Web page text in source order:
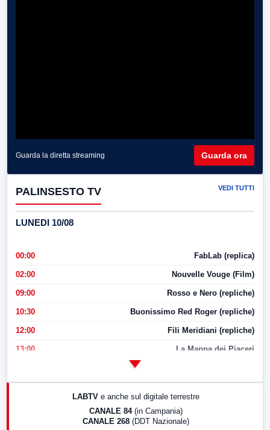
Guarda la diretta streaming Guarda ora
PALINSESTO TV VEDI TUTTI
LUNEDI 10/08
00:00 FabLab (replica)
02:00 Nouvelle Vouge (Film)
09:00 Rosso e Nero (repliche)
10:30 Buonissimo Red Roger (repliche)
12:00 Fili Meridiani (repliche)
13:00 La Mappa dei Piaceri
17:00 LabNews (replica)
LABTV e anche sul digitale terrestre
CANALE 84 (in Campania)
CANALE 268 (DDT Nazionale)